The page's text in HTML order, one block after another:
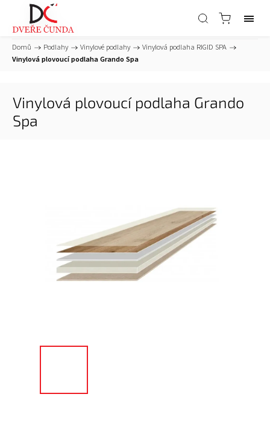
Domů / Podlahy / Vinylové podlahy / Vinylová podlaha RIGID SPA /
Vinylová plovoucí podlaha Grando Spa
Vinylová plovoucí podlaha Grando
Spa